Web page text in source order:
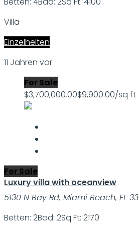
Villa
Einzelheiten
11 Jahren vor
For Sale
$3,700,000.00$9,900.00/sq ft
For Sale
Luxury villa with oceanview
5130 N Bay Rd, Miami Beach, FL
Betten: 2Bad: 2Sq Ft: 2170